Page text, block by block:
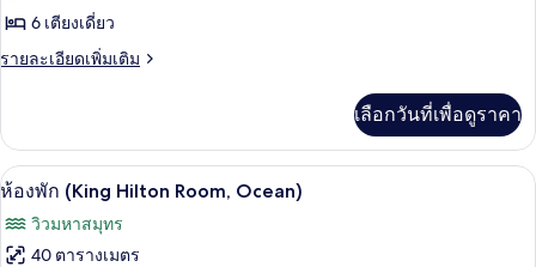
สวีท
(Happy
6 เตียงเดี่ยว
รายละเอียดเพิ่มเติม
ราย
เกี่ยว
กับ
ห้อง
ท
(Happy
เลือกวันที่เพื่อดูราคา
เปิด
ภาพถ่าย
ทั้งหมด
ตู้นิรภัยในห้องพัก, โต๊ะทำงาน, ผ้าม่าน
6
ห้องพัก (King Hilton Room, Ocean)
วิวมหาสมุทร
40 ตารางเมตร